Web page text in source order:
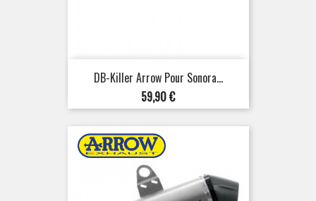
DB-Killer Arrow Pour Sonora...
Prix
59,90 €